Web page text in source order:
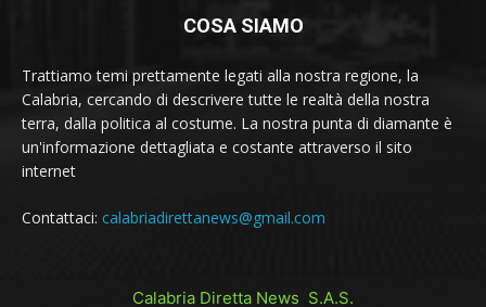
COSA SIAMO
Trattiamo temi prettamente legati alla nostra regione, la
Calabria, cercando di descrivere tutte le realtà della nostra
terra, dalla politica al costume. La nostra punta di diamante è
un'informazione dettagliata e costante attraverso il sito
internet
Contattaci: calabriadirettanews@gmail.com
Calabria Diretta News S.A.S.